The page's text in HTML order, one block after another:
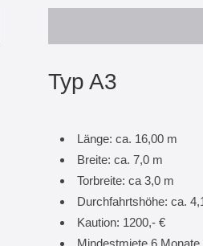
Typ A3
Länge: ca. 16,00 m
Breite: ca. 7,0 m
Torbreite: ca 3,0 m
Durchfahrtshöhe: ca.
Kaution: 1200,- €